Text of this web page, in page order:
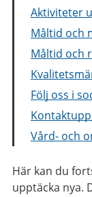
Aktiviteter
Måltid och
Måltid och
Följ oss i
Vård- och
Här kan du
upptäcka nya.